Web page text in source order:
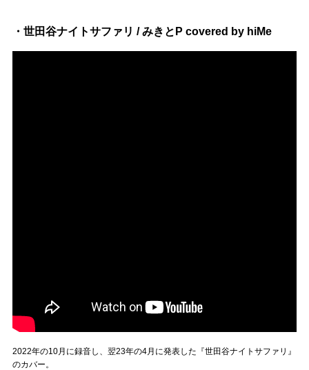
・世田谷ナイトサファリ / みきとP covered by hiMe
2022年の10月に録音し、翌23年の4月に発表した『世田谷ナイトサファリ』
のカバー。